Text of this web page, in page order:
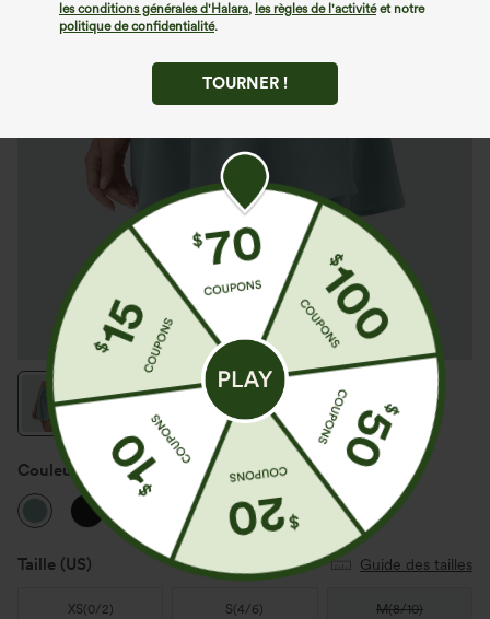
les conditions générales d'Halara, les règles de l'activitéet notre
politique de confidentialité.
TOURNER !
Couleur Morning Dew Green
Taille (US) Guide des tailles
XS(0/2) S(4/6) M(8/10)